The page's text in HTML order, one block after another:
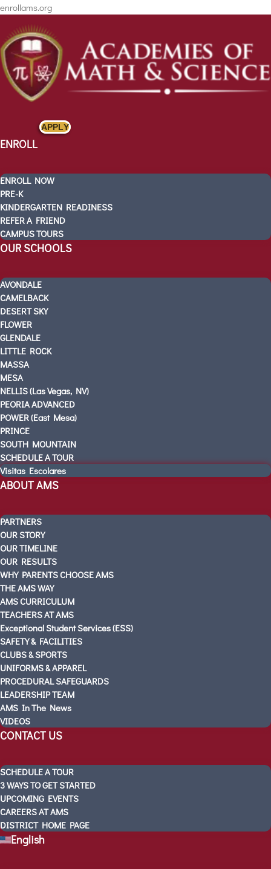
enrollams.org
ENROLL
PRE-K
TEACHERS AT AMS
APPLY
ENROLL
ENROLL NOW
PRE-K
KINDERGARTEN READINESS
REFER A FRIEND
CAMPUS TOURS
OUR SCHOOLS
AVONDALE
CAMELBACK
DESERT SKY
FLOWER
GLENDALE
LITTLE ROCK
MASSA
MESA
NELLIS (Las Vegas, NV)
PEORIA ADVANCED
POWER (East Mesa)
PRINCE
SOUTH MOUNTAIN
SCHEDULE A TOUR
Visitas Escolares
ABOUT AMS
PARTNERS
OUR STORY
OUR TIMELINE
OUR RESULTS
WHY PARENTS CHOOSE AMS
THE AMS WAY
AMS CURRICULUM
TEACHERS AT AMS
Exceptional Student Services (ESS)
SAFETY & FACILITIES
CLUBS & SPORTS
UNIFORMS & APPAREL
PROCEDURAL SAFEGUARDS
LEADERSHIP TEAM
AMS In The News
VIDEOS
CONTACT US
SCHEDULE A TOUR
3 WAYS TO GET STARTED
UPCOMING EVENTS
CAREERS AT AMS
DISTRICT HOME PAGE
English